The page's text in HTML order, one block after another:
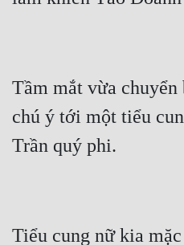
Tầm mắt vừa
chú ý tới một tiểu
Trần quý phi.
Tiểu cung nữ kia